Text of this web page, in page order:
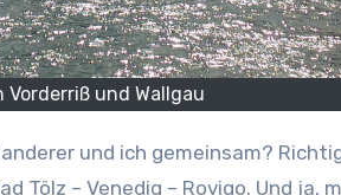
Vorderriß und Wallgau
Tölz – Venedig – Rovigo. Und ja,